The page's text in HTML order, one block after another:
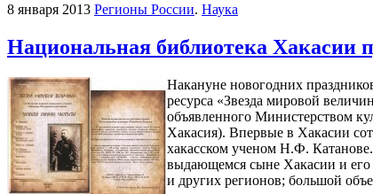
8 января 2013 Регионы России. Наука
Национальная библиотека Хакасии
Накануне новогодних
ресурса «Звезда мировой
объявленного Министерством
Хакасия). Впервые в Хакасии
хакасском ученом Н.Ф.
выдающемся сыне Хакасии и его
и других регионов; большой